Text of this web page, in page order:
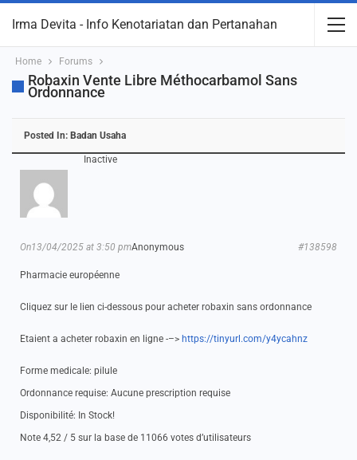
Irma Devita - Info Kenotariatan dan Pertanahan
Home Forums
Robaxin Vente Libre Méthocarbamol Sans
Ordonnance
Posted In: Badan Usaha
Inactive
Anonymous
On13/04/2025 at 3:50 pm #138598
Pharmacie européenne
Cliquez sur le lien ci-dessous pour acheter robaxin sans ordonnance
Etaient a acheter robaxin en ligne -–> https://tinyurl.com/y4ycahnz
Forme medicale: pilule
Ordonnance requise: Aucune prescription requise
Disponibilité: In Stock!
Note 4,52 / 5 sur la base de 11066 votes d’utilisateurs